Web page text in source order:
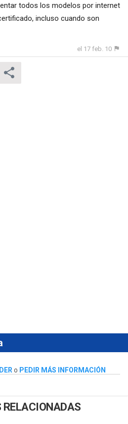
todos los modelos por internet
incluso cuando son
el 17 feb. 10
o PEDIR MÁS INFORMACIÓN
RELACIONADAS